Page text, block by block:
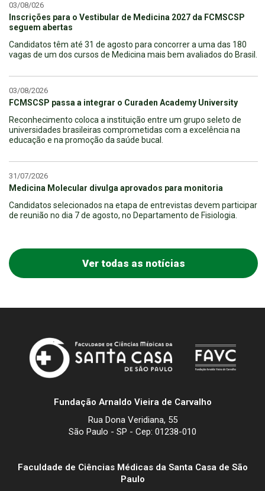
03/08/026
Inscrições para o Vestibular de Medicina 2027 da FCMSCSP
seguem abertas
Candidatos têm até 31 de agosto para concorrer a uma das 180
vagas de um dos cursos de Medicina mais bem avaliados do Brasil.
03/08/2026
FCMSCSP passa a integrar o Curaden Academy University
Reconhecimento coloca a instituição entre um grupo seleto de
universidades brasileiras comprometidas com a excelência na
educação e na promoção da saúde bucal.
31/07/2026
Medicina Molecular divulga aprovados para monitoria
Candidatos selecionados na etapa de entrevistas devem participar
de reunião no dia 7 de agosto, no Departamento de Fisiologia.
Ver todas as notícias
Fundação Arnaldo Vieira de Carvalho
Rua Dona Veridiana, 55
São Paulo - SP - Cep: 01238-010
Faculdade de Ciências Médicas da Santa Casa de São
Paulo